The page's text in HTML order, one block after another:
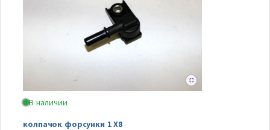
В наличии
колпачок форсунки 1 Х8